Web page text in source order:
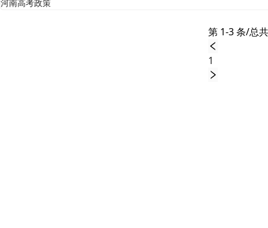
河南高考政策
第 1-3 条/总
1